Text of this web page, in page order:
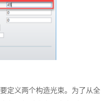
定义两个构造光束。为了从全